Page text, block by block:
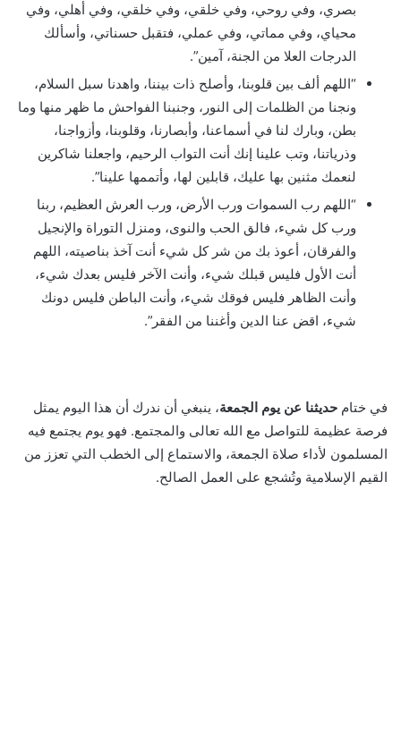
بصري، وفي روحي، وفي خلقي، وفي خلقي، وفي أهلي، وفي
محياي، وفي مماتي، وفي عملي، فتقبل حسناتي، وأسألك
الدرجات العلا من الجنة، آمين”.
“اللهم ألف بين قلوبنا، وأصلح ذات بيننا، واهدنا سبل السلام،
ونجنا من الظلمات إلى النور، وجنبنا الفواحش ما ظهر منها وما
بطن، وبارك لنا في أسماعنا، وأبصارنا، وقلوبنا، وأزواجنا،
وذرياتنا، وتب علينا إنك أنت التواب الرحيم، واجعلنا شاكرين
لنعمك مثنين بها عليك، قابلين لها، وأتممها علينا”.
“اللهم رب السموات ورب الأرض، ورب العرش العظيم، ربنا
ورب كل شيء، فالق الحب والنوى، ومنزل التوراة والإنجيل
والفرقان، أعوذ بك من شر كل شيء أنت آخذ بناصيته، اللهم
أنت الأول فليس قبلك شيء، وأنت الآخر فليس بعدك شيء،
وأنت الظاهر فليس فوقك شيء، وأنت الباطن فليس دونك
شيء، اقض عنا الدين وأغننا من الفقر”.
في ختام حديثنا عن يوم الجمعة، ينبغي أن ندرك أن هذا اليوم يمثل
فرصة عظيمة للتواصل مع الله تعالى والمجتمع. فهو يوم يجتمع فيه
المسلمون لأداء صلاة الجمعة، والاستماع إلى الخطب التي تعزز من
القيم الإسلامية وتُشجع على العمل الصالح.